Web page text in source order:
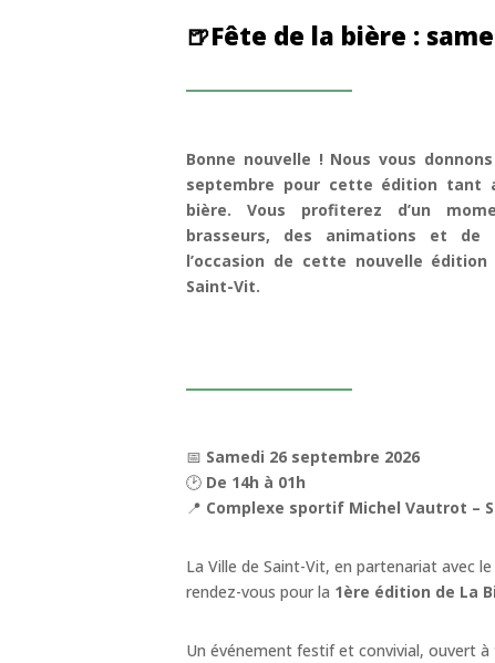
🍺Fête de la bière :
Bonne nouvelle ! Nous vous
septembre pour cette édition
bière. Vous profiterez d’un
brasseurs, des animations et de
l’occasion de cette nouvelle
Saint-Vit.
📅 Samedi 26 septembre 2026
🕑 De 14h à 01h
📍 Complexe sportif Michel Vautrot –
La Ville de Saint-Vit, en partenariat avec
rendez-vous pour la 1ère édition de La
Un événement festif et convivial, ouvert